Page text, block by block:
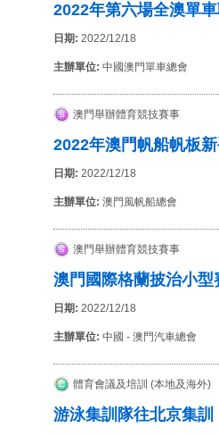
2022年第六場全澳單
日期: 2022/12/18
主辦單位: 中國澳門單車總會
澳門舉辦體育競技賽事
2022年澳門帆船帆板
日期: 2022/12/18
主辦單位: 澳門風帆船總會
澳門舉辦體育競技賽事
澳門國際格蘭披治小
日期: 2022/12/18
主辦單位: 中國 - 澳門汽車總會
體育會議及培訓 (本地及海外)
游泳集訓隊往北京集訓